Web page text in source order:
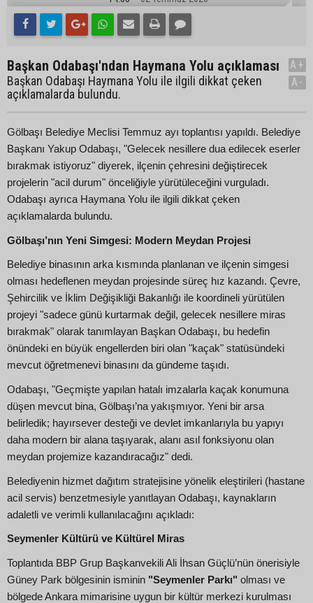
Başkan Odabaşı'ndan Haymana Yolu açıklaması
Başkan Odabaşı Haymana Yolu ile ilgili dikkat çeken
açıklamalarda bulundu.
A+
A-
Gölbaşı Belediye Meclisi Temmuz ayı toplantısı yapıldı. Belediye
Başkanı Yakup Odabaşı, "Gelecek nesillere dua edilecek eserler
bırakmak istiyoruz" diyerek, ilçenin çehresini değiştirecek
projelerin "acil durum" önceliğiyle yürütüleceğini vurguladı.
Odabaşı ayrıca Haymana Yolu ile ilgili dikkat çeken
açıklamalarda bulundu.
Gölbaşı’nın Yeni Simgesi: Modern Meydan Projesi
Belediye binasının arka kısmında planlanan ve ilçenin simgesi
olması hedeflenen meydan projesinde süreç hız kazandı. Çevre,
Şehircilik ve İklim Değişikliği Bakanlığı ile koordineli yürütülen
projeyi "sadece günü kurtarmak değil, gelecek nesillere miras
bırakmak" olarak tanımlayan Başkan Odabaşı, bu hedefin
önündeki en büyük engellerden biri olan "kaçak" statüsündeki
mevcut öğretmenevi binasını da gündeme taşıdı.
Odabaşı, "Geçmişte yapılan hatalı imzalarla kaçak konumuna
düşen mevcut bina, Gölbaşı’na yakışmıyor. Yeni bir arsa
belirledik; hayırsever desteği ve devlet imkanlarıyla bu yapıyı
daha modern bir alana taşıyarak, alanı asıl fonksiyonu olan
meydan projemize kazandıracağız" dedi.
Belediyenin hizmet dağıtım stratejisine yönelik eleştirileri (hastane
acil servis) benzetmesiyle yanıtlayan Odabaşı, kaynakların
adaletli ve verimli kullanılacağını açıkladı:
Seymenler Kültürü ve Kültürel Miras
Toplantıda BBP Grup Başkanvekili Ali İhsan Güçlü’nün önerisiyle
Güney Park bölgesinin isminin "Seymenler Parkı" olması ve
bölgede Ankara mimarisine uygun bir kültür merkezi kurulması